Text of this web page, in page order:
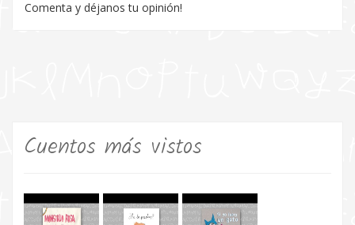
Comenta y déjanos tu opinión!
Cuentos más vistos